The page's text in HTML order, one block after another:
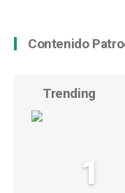
Contenido
Trending
1